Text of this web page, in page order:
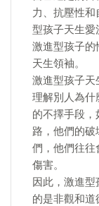
力、抗壓性
型孩子天生愛
激進型孩子的
天生領袖。
激進型孩子天
理解別人為什
的不擇手段
路，他們的
們，他們往往
傷害。
因此，激進
的是非觀和